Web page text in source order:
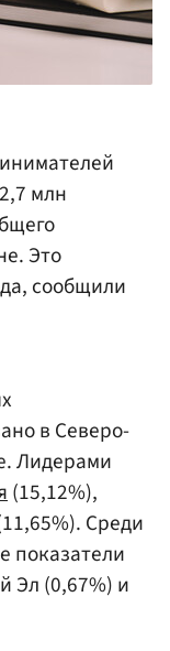
млн
Это
сообщили
в Северо-
Лидерами
(15,12%),
Среди
показатели
Эл (0,67%) и